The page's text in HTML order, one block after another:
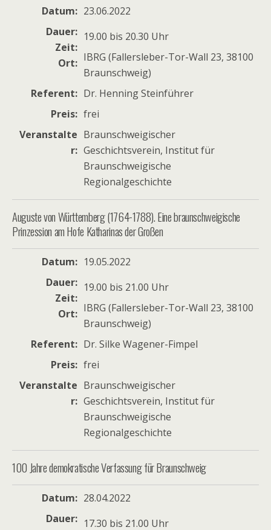
Datum
23.06.2022
Dauer
Zeit
19.00 bis 20.30 Uhr
Ort
IBRG (Fallersleber-Tor-Wall 23, 38100
Braunschweig)
Referent
Dr. Henning Steinführer
Preis
frei
Veranstalte
r
Braunschweigischer
Geschichtsverein, Institut für
Braunschweigische
Regionalgeschichte
Auguste von Württemberg (1764-1788). Eine braunschweigische
Prinzession am Hofe Katharinas der Großen
Datum
19.05.2022
Dauer
Zeit
19.00 bis 21.00 Uhr
Ort
IBRG (Fallersleber-Tor-Wall 23, 38100
Braunschweig)
Referent
Dr. Silke Wagener-Fimpel
Preis
frei
Veranstalte
r
Braunschweigischer
Geschichtsverein, Institut für
Braunschweigische
Regionalgeschichte
100 Jahre demokratische Verfassung für Braunschweig
Datum
28.04.2022
Dauer
17.30 bis 21.00 Uhr